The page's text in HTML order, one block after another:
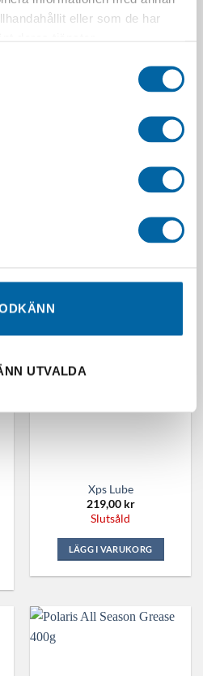
eller som de har
UTVALDA
SLUT I LAGER
Xps Lube
219,00 kr
Slutsåld
LÄGG I VARUKORG